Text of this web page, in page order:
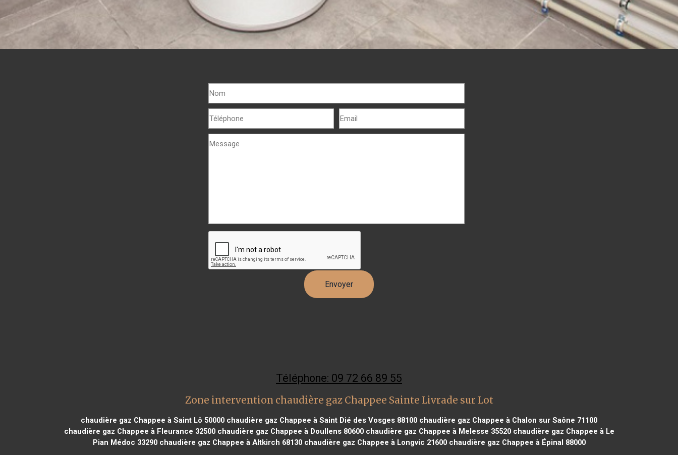
Téléphone: 09 72 66 89 55
Zone intervention chaudière gaz Chappee Sainte Livrade sur Lot
chaudière gaz Chappee à Saint Lô 50000 chaudière gaz Chappee à Saint Dié des Vosges 88100 chaudière gaz Chappee à Chalon sur Saône 71100
chaudière gaz Chappee à Fleurance 32500chaudière gaz Chappee à Doullens 80600chaudière gaz Chappee à Melesse 35520chaudière gaz Chappee à Le
Pian Médoc 33290chaudière gaz Chappee à Altkirch 68130chaudière gaz Chappee à Longvic 21600chaudière gaz Chappee à Épinal 88000